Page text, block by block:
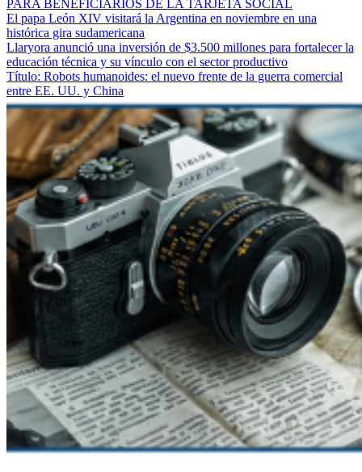
PARA BENEFICIARIOS DE LA TARJETA SOCIAL
El papa León XIV visitará la Argentina en noviembre en una
histórica gira sudamericana
Llaryora anunció una inversión de $3.500 millones para fortalecer la
educación técnica y su vínculo con el sector productivo
Título: Robots humanoides: el nuevo frente de la guerra comercial
entre EE. UU. y China